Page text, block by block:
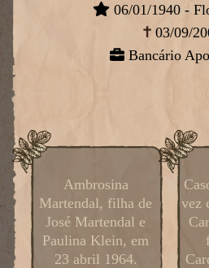
06/01/1940 -
03/09/
Bancário
Ambrosina
Martendal, filha de
José Martendal e
Paulina Klein, em
23 abril 1964.
vez